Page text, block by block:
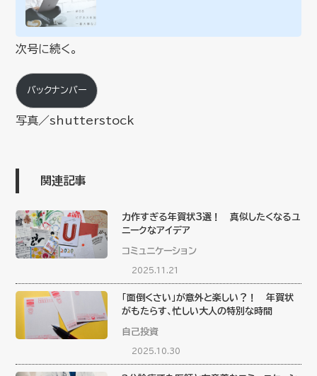
次号に続く。
バックナンバー
写真／shutterstock
関連記事
力作すぎる年賀状3選！ 真似したくなるユ
ニークなアイデア
コミュニケーション
2025.11.21
「面倒くさい」が意外と楽しい？！ 年賀状
がもたらす、忙しい大人の特別な時間
自己投資
2025.10.30